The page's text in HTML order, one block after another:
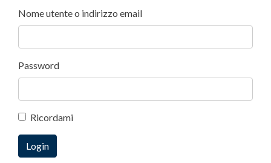
Nome utente o indirizzo email
Password
Ricordami